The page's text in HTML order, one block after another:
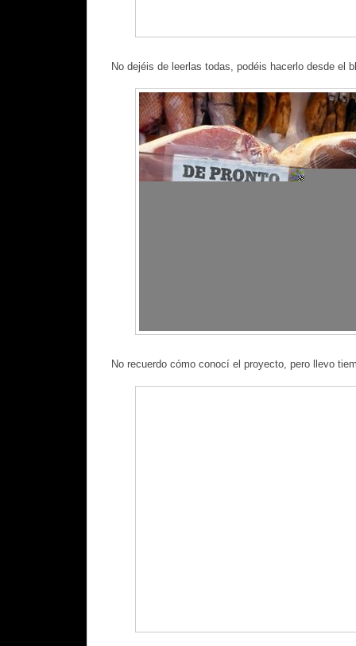
No dejéis de leerlas todas, podéis hacerlo desde el
No recuerdo cómo conocí el proyecto, pero llevo